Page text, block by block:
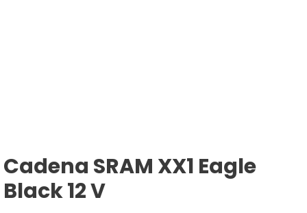
Cadena SRAM XX1 Eagle
Black 12 V